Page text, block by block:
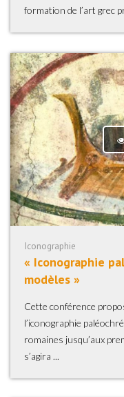
formation de l’art grec
Iconographie
« Iconographie
modèles »
Cette conférence
l’iconographie
romaines jusqu’aux
s’agira ...